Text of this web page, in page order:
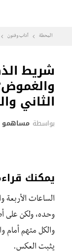
المحطة آداب وفنون
شريط
الثاني
بواسطة مساهمو
يمكنك
الساعات
وحده، ولكن على
والكل متهم أمام
يثبت العكس.